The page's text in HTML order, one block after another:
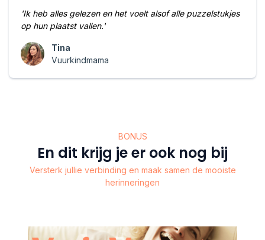
'Ik heb alles gelezen en het voelt alsof alle puzzelstukjes
op hun plaatst vallen.'
Tina
Vuurkindmama
BONUS
En dit krijg je er ook nog bij
Versterk jullie verbinding en maak samen de mooiste
herinneringen